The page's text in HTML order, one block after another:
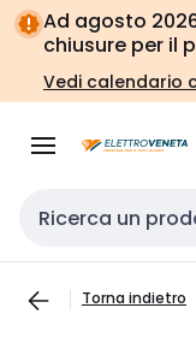
Vai alla
navigazione
Vai
alla
pagina
Ad agosto
chiusure per il
Vedi calendario
Cerca input
Torna indietro